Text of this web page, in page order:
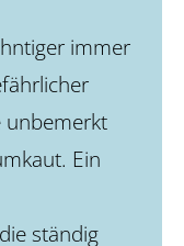
immer
unbemerkt
Ein
ständig